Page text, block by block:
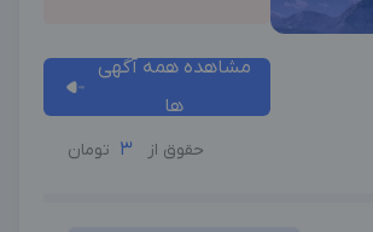
مشاهده همه آگهی
ها
حقوق از 3 تومان